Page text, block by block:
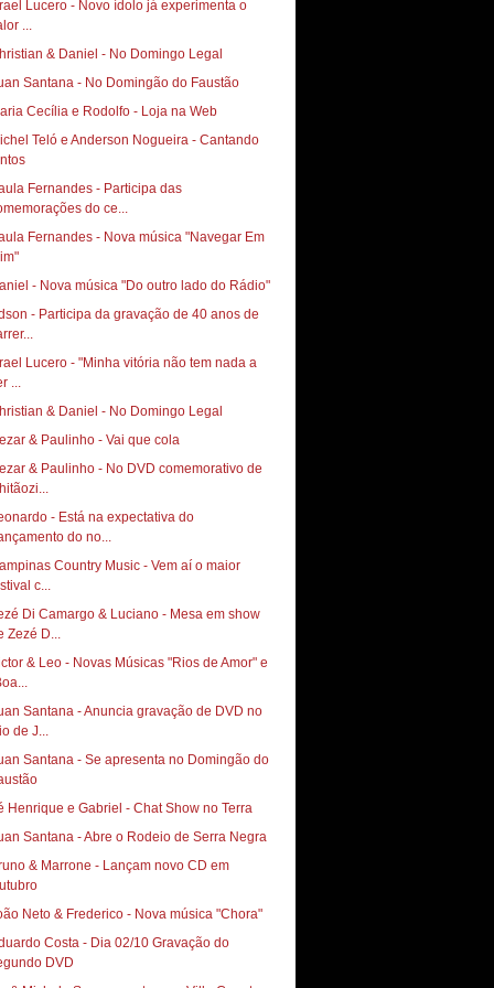
Lucero - Novo ídolo já experimenta o
...
& Daniel - No Domingo Legal
Santana - No Domingão do Faustão
Cecília e Rodolfo - Loja na Web
Teló e Anderson Nogueira - Cantando
Fernandes - Participa das
do ce...
Fernandes - Nova música "Navegar Em
- Nova música "Do outro lado do Rádio"
- Participa da gravação de 40 anos de
Lucero - "Minha vitória não tem nada a
...
& Daniel - No Domingo Legal
& Paulinho - Vai que cola
& Paulinho - No DVD comemorativo de
- Está na expectativa do
do no...
Country Music - Vem aí o maior
c...
Di Camargo & Luciano - Mesa em show
Zezé D...
& Leo - Novas Músicas "Rios de Amor" e
Santana - Anuncia gravação de DVD no
de J...
Santana - Se apresenta no Domingão do
Zé Henrique e Gabriel - Chat Show no Terra‏
Santana - Abre o Rodeio de Serra Negra
& Marrone - Lançam novo CD em
Neto & Frederico - Nova música "Chora"
Costa - Dia 02/10 Gravação do
DVD